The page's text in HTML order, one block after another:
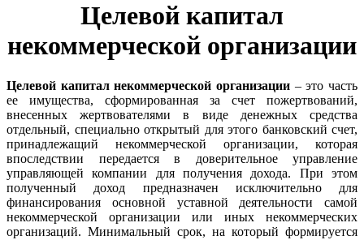
Целевой капитал
некоммерческой организации
Целевой капитал некоммерческой организации – это часть
ее имущества, сформированная за счет пожертвований,
внесенных жертвователями в виде денежных средства
отдельный, специально открытый для этого банковский счет,
принадлежащий некоммерческой организации, которая
впоследствии передается в доверительное управление
управляющей компании для получения дохода. При этом
полученный доход предназначен исключительно для
финансирования основной уставной деятельности самой
некоммерческой организации или иных некоммерческих
организаций. Минимальный срок, на который формируется